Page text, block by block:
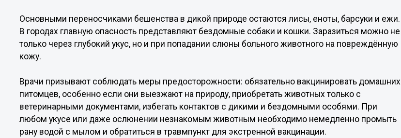
Основными переносчиками бешенства в дикой природе остаются лисы, еноты, барсуки и ежи.
В городах главную опасность представляют бездомные собаки и кошки. Заразиться можно не
только через глубокий укус, но и при попадании слюны больного животного на повреждённую
кожу.
Врачи призывают соблюдать меры предосторожности: обязательно вакцинировать домашних
питомцев, особенно если они выезжают на природу, приобретать животных только с
ветеринарными документами, избегать контактов с дикими и бездомными особями. При
любом укусе или даже ослюнении незнакомым животным необходимо немедленно промыть
рану водой с мылом и обратиться в травмпункт для экстренной вакцинации.